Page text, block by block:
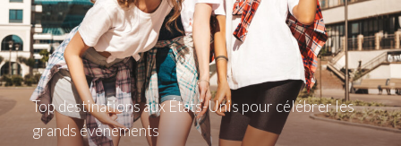
Top destinations aux États-Unis pour célébrer les
grands événements